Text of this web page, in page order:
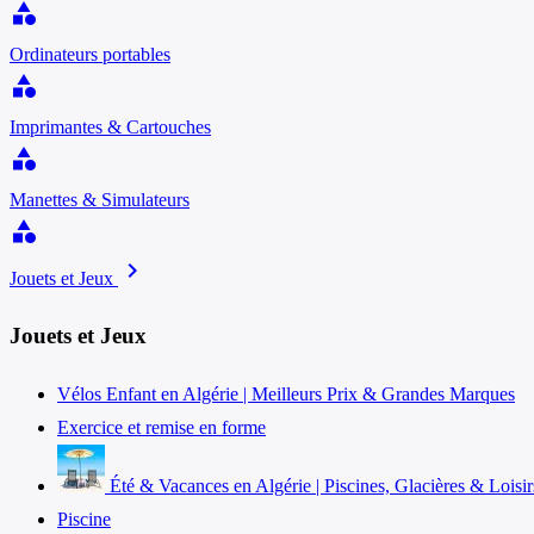
category
Ordinateurs portables
category
Imprimantes & Cartouches
category
Manettes & Simulateurs
category
Jouets et Jeux chevron_right
Jouets et Jeux
Vélos Enfant en Algérie | Meilleurs Prix & Grandes Marques
Exercice et remise en forme
Été & Vacances en Algérie | Piscines, Glacières &
Piscine